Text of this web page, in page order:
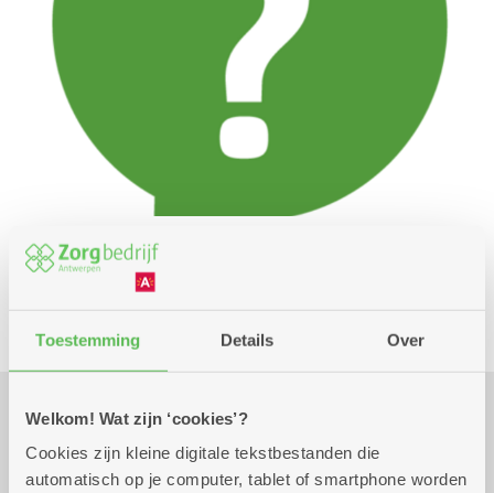
Toestemming Details Over
Welkom! Wat zijn ‘cookies’?
Cookies zijn kleine digitale tekstbestanden die
automatisch op je computer, tablet of smartphone worden
Praktisch